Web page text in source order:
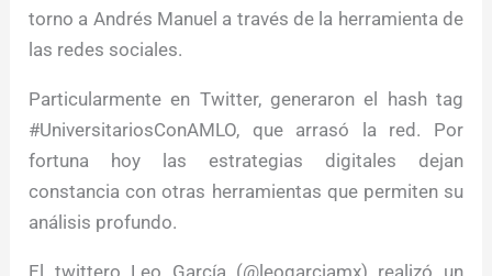
torno a Andrés Manuel a través de la herramienta de
las redes sociales.
Particularmente en Twitter, generaron el hash tag
#UniversitariosConAMLO, que arrasó la red. Por
fortuna hoy las estrategias digitales dejan
constancia con otras herramientas que permiten su
análisis profundo.
El twittero Leo García (@leogarciamx) realizó un